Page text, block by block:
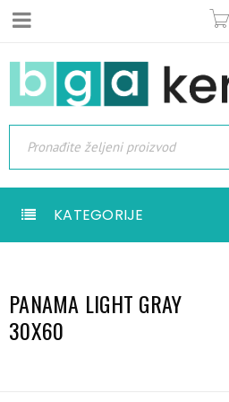
KATEGORIJE
PANAMA LIGHT GRAY
30X60